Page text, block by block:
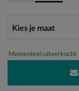
Momenteel uitverkocht